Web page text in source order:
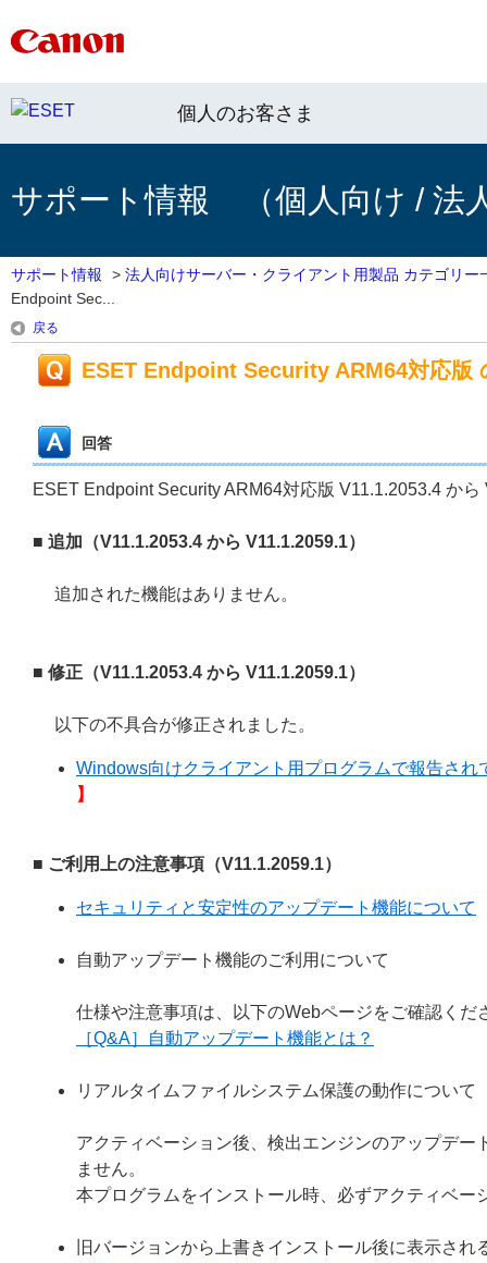
個人のお客さま
サポート情報 （個人向け / 法
サポート情報 > 法人向けサーバー・クライアント用製品 カテゴリー
Endpoint Sec...
戻る
ESET Endpoint Security ARM64対応版
回答
ESET Endpoint Security ARM64対応版 V11.1.2053.4 か
■ 追加（V11.1.2053.4 から V11.1.2059.1）
追加された機能はありません。
■ 修正（V11.1.2053.4 から V11.1.2059.1）
以下の不具合が修正されました。
Windows向けクライアント用プログラムで報告さ
】
■ ご利用上の注意事項（V11.1.2059.1）
セキュリティと安定性のアップデート機能について
自動アップデート機能のご利用について
仕様や注意事項は、以下のWebページをご確認くだ
［Q&A］自動アップデート機能とは？
リアルタイムファイルシステム保護の動作について
アクティベーション後、検出エンジンのアップデ
ません。
本プログラムをインストール時、必ずアクティベ
旧バージョンから上書きインストール後に表示され